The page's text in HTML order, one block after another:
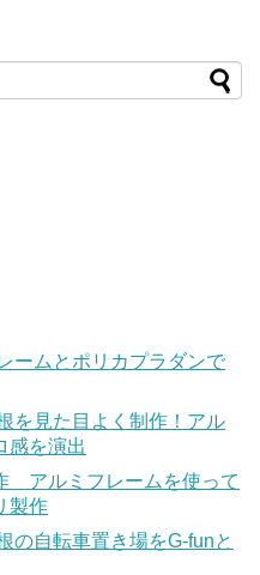
ームとポリカプラダンで
を見た目よく制作！アル
感を演出
アルミフレームを使って
製作
の自転車置き場をG-funと